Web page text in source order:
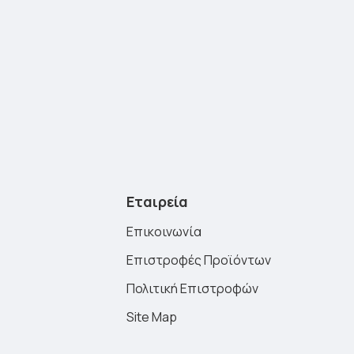
Εταιρεία
Επικοινωνία
Επιστροφές Προϊόντων
Πολιτική Επιστροφών
Site Map